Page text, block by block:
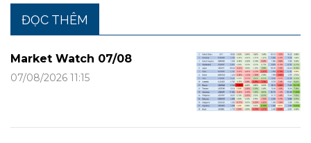
ĐỌC THÊM
Market Watch 07/08
07/08/2026 11:15